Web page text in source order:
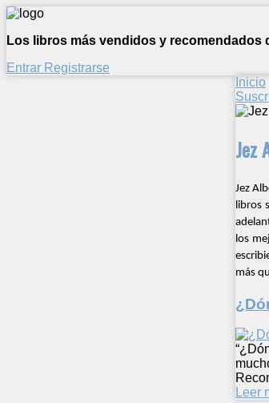
Los libros más vendidos y recomendados
Entrar Registrarse
Inicio
Jez
Jez
libros
los
más
Leer